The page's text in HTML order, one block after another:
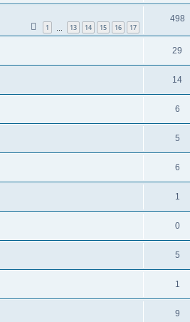
1 13 14 15 16 17
498
29
14
6
5
6
1
0
5
1
9